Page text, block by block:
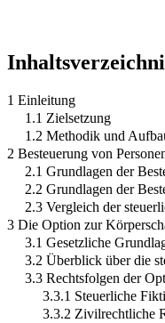
1 Einleitung
1.1 Zielsetzung
1.2 Methodik und
2 Besteuerung von
2.1 Grundlagen der
2.2 Grundlagen der
2.3 Vergleich der
3 Die Option zur
3.1 Gesetzliche
3.2 Überblick über die
3.3 Rechtsfolgen der
3.3.1 Steuerliche
3.3.2 Zivilrechtliche